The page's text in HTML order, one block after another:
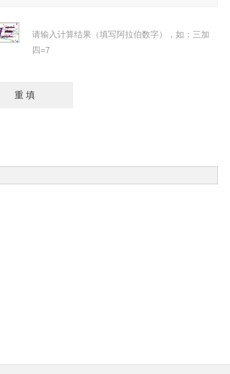
请输入计算结果（填写阿拉伯数字），如：三加
四=7